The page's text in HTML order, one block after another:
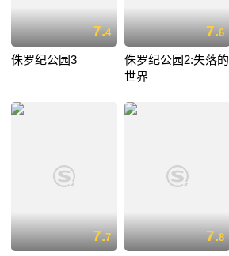
7.4
侏罗纪公园3
7.6
侏罗纪公园2:失落的
世界
7.7 7.8